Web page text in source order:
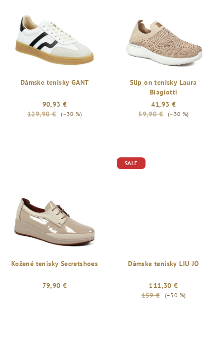
Dámske tenisky GANT
90,93 €
129,90 €
(–30 %)
Slip on tenisky Laura
Biagiotti
41,93 €
59,90 €
(–30 %)
Kožené tenisky Secretshoes
79,90 €
SALE
Dámske tenisky LIU JO
111,30 €
159 €
(–30 %)